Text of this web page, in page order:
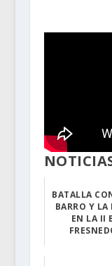
BATALLA
BARRO Y
EN LA II